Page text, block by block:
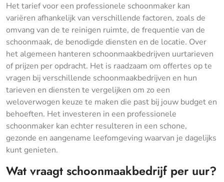
Het tarief voor een professionele schoonmaker kan
variëren afhankelijk van verschillende factoren, zoals de
omvang van de te reinigen ruimte, de frequentie van de
schoonmaak, de benodigde diensten en de locatie. Over
het algemeen hanteren schoonmaakbedrijven uurtarieven
of prijzen per opdracht. Het is raadzaam om offertes op te
vragen bij verschillende schoonmaakbedrijven en hun
tarieven en diensten te vergelijken om zo een
weloverwogen keuze te maken die past bij jouw budget en
behoeften. Het investeren in een professionele
schoonmaker kan echter resulteren in een schone,
gezonde en aangename leefomgeving waarvan je dagelijks
kunt genieten.
Wat vraagt schoonmaakbedrijf per uur?